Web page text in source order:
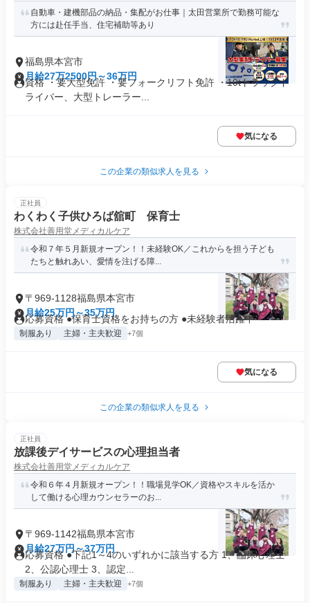
自動車・建機部品の納品・集配がお仕事｜太田営業所で勤務可能な
方には赴任手当、住宅補助等あり
福島県本宮市
月給27万2500円～36万円
資格 ・要大型免許 ・要フォークリフト免許 ・10tトラックド
ライバー、大型トレーラー...
気になる
この企業の類似求人を見る
正社員
わくわく子供ひろば舘町 保育士
株式会社善用堂メディカルケア
令和７年５月新規オープン！！未経験OK／これからを担う子ども
たちと触れあい、愛情を注げる障...
〒969-1128福島県本宮市
月給25万円～35万円
応募資格 ●保育士資格をお持ちの方 ●未経験者活躍中
制服あり 主婦・主夫歓迎 +7個
気になる
この企業の類似求人を見る
正社員
放課後デイサービスの心理担当者
株式会社善用堂メディカルケア
令和６年４月新規オープン！！職場見学OK／資格やスキルを活か
して働ける心理カウンセラーのお...
〒969-1142福島県本宮市
月給27万円～37万円
応募資格 ●下記1～4のいずれかに該当する方 1、臨床心理士
2、公認心理士 3、認定...
制服あり 主婦・主夫歓迎 +7個